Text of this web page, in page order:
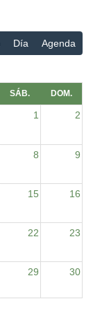
Día Agenda
SÁB. DOM.
1 2
8 9
15 16
22 23
29 30